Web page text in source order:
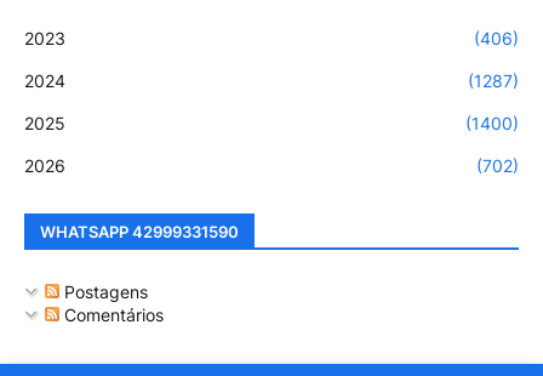
2023 (406)
2024 (1287)
2025 (1400)
2026 (702)
WHATSAPP 42999331590
Postagens
Comentários